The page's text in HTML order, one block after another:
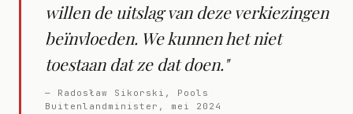
willen de uitslag van deze verkiezingen
beïnvloeden. We kunnen het niet
toestaan dat ze dat doen."
— Radosław Sikorski, Pools
Buitenlandminister, mei 2024